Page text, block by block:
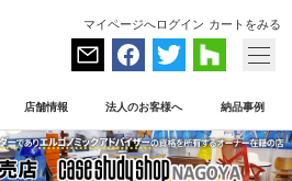
マイページへログイン カートをみる
店舗情報 法人のお客様へ 納品事例